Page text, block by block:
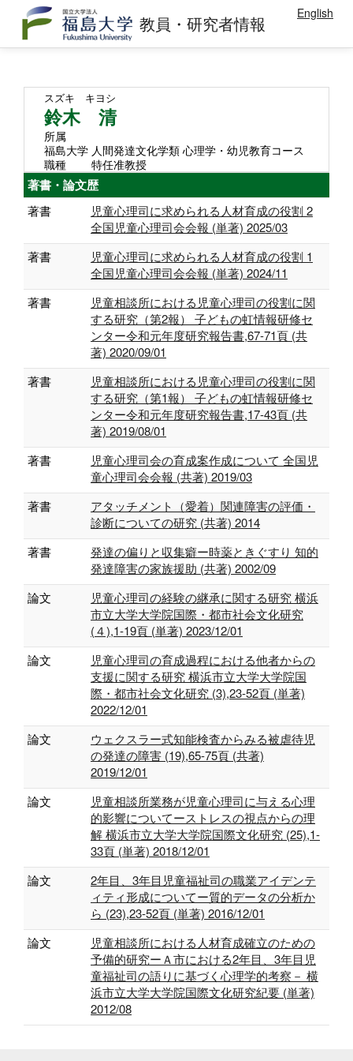
教員・研究者情報 English
スズキ キヨシ
鈴木 清
所属
福島大学 人間発達文化学類 心理学・幼児教育コース
職種
特任准教授
著書・論文歴
著書
児童心理司に求められる人材育成の役割 2
全国児童心理司会会報 (単著) 2025/03
著書
児童心理司に求められる人材育成の役割 1
全国児童心理司会会報 (単著) 2024/11
著書
児童相談所における児童心理司の役割に関
する研究（第2報） 子どもの虹情報研修セ
ンター令和元年度研究報告書,67-71頁 (共
著) 2020/09/01
著書
児童相談所における児童心理司の役割に関
する研究（第1報） 子どもの虹情報研修セ
ンター令和元年度研究報告書,17-43頁 (共
著) 2019/08/01
著書
児童心理司会の育成案作成について 全国児
童心理司会会報 (共著) 2019/03
著書
アタッチメント（愛着）関連障害の評価・
診断についての研究 (共著) 2014
著書
発達の偏りと収集癖ー時薬ときぐすり 知的
発達障害の家族援助 (共著) 2002/09
論文
児童心理司の経験の継承に関する研究 横浜
市立大学大学院国際・都市社会文化研究
(４),1-19頁 (単著) 2023/12/01
論文
児童心理司の育成過程における他者からの
支援に関する研究 横浜市立大学大学院国
際・都市社会文化研究 (3),23-52頁 (単著)
2022/12/01
論文
ウェクスラー式知能検査からみる被虐待児
の発達の障害 (19),65-75頁 (共著)
2019/12/01
論文
児童相談所業務が児童心理司に与える心理
的影響についてーストレスの視点からの理
解 横浜市立大学大学院国際文化研究 (25),1-
33頁 (単著) 2018/12/01
論文
2年目、3年目児童福祉司の職業アイデンテ
ィティ形成についてー質的データの分析か
ら (23),23-52頁 (単著) 2016/12/01
論文
児童相談所における人材育成確立のための
予備的研究ーＡ市における2年目、3年目児
童福祉司の語りに基づく心理学的考察－ 横
浜市立大学大学院国際文化研究紀要 (単著)
2012/08